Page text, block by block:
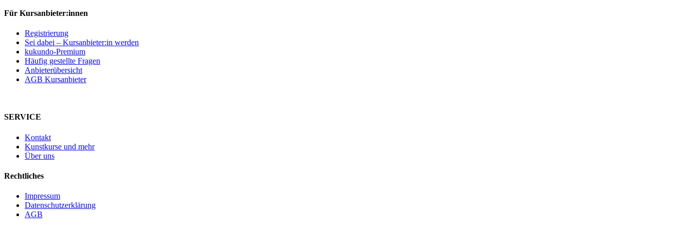
Für Kursanbieter:innen
Registrierung
Sei dabei – Kursanbieter:in werden
kukundo-Premium
Häufig gestellte Fragen
Anbieterübersicht
AGB Kursanbieter
SERVICE
Kontakt
Kunstkurse und mehr
Über uns
Rechtliches
Impressum
Datenschutzerklärung
AGB